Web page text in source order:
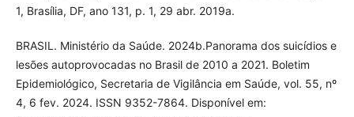
1, Brasília, DF, ano 131, p. 1, 29 abr. 2019a.
BRASIL. Ministério da Saúde. 2024b.Panorama dos suicídios e
lesões autoprovocadas no Brasil de 2010 a 2021. Boletim
Epidemiológico, Secretaria de Vigilância em Saúde, vol. 55, nº
4, 6 fev. 2024. ISSN 9352-7864. Disponível em: